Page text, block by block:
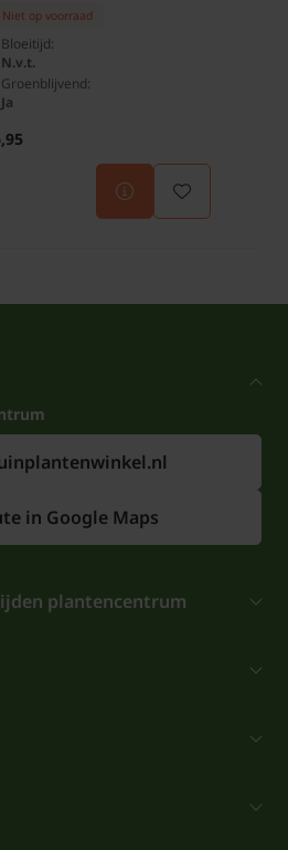
Niet op voorraad
Bloeitijd:
N.v.t.
Groenblijvend:
Ja
in Google Maps
plantencentrum